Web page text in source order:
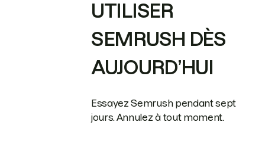
UTILISER
SEMRUSH DÈS
AUJOURD’HUI
Essayez Semrush pendant sept
jours. Annulez à tout moment.